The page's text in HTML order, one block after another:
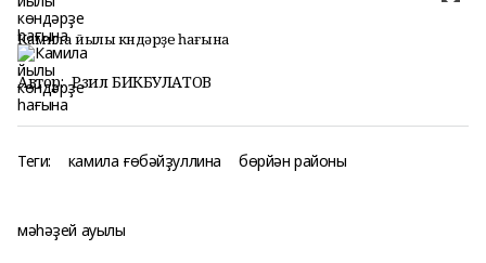
Камила йылы көндәрҙе һағына
Автор: Рәзил БИКБУЛАТОВ
Теги: камила ғөбәйҙуллина бөрйән районы
мәһәҙей ауылы